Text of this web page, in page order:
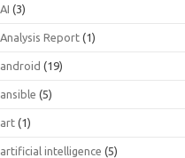
AI (3)
Analysis Report (1)
android (19)
ansible (5)
art (1)
artificial intelligence (5)